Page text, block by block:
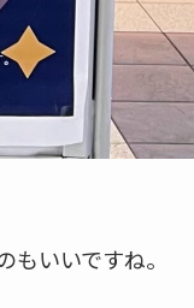
いいですね。